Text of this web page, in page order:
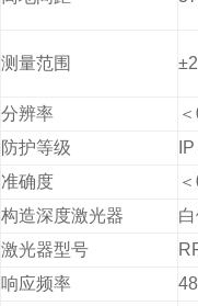
测量范围
分辨率
防护等级
准确度
构造深度激光器
激光器型号
响应频率